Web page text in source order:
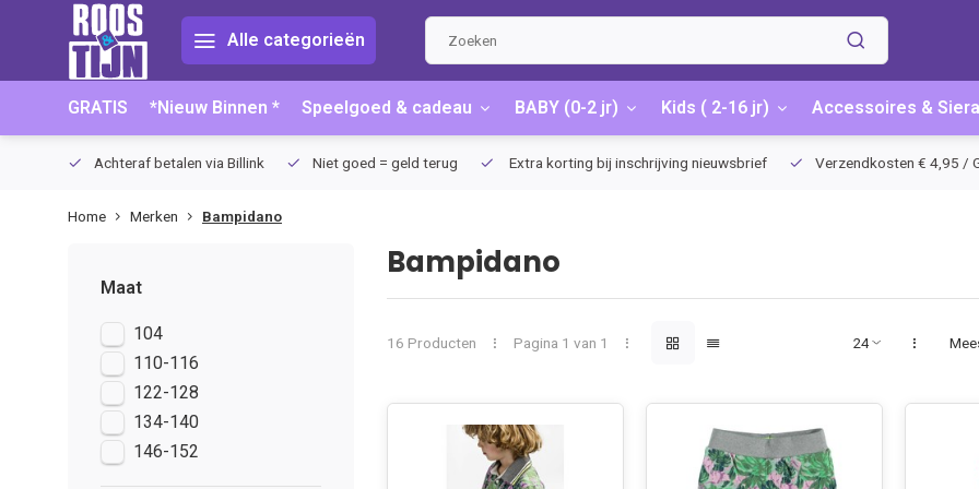
Alle categorieën
GRATIS *Nieuw Binnen * Speelgoed & cadeau BABY (0-2 jr) Kids ( 2-16 jr) Accessoires &
Achteraf betalen via Billink Niet goed = geld terug Extra korting bij inschrijving nieuwsbrief Verzendkosten € 4,95 /
Home Merken Bampidano
Maat
104
110-116
122-128
134-140
146-152
Bampidano
16 Producten Pagina 1 van 1